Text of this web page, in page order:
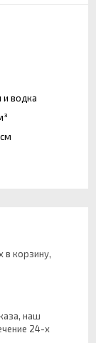
и водка
в корзину,
наш
24-х